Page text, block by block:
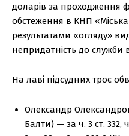
доларів за проходження
обстеження в КНП
результатами «огляду»
непридатність до служби
На лаві підсудних троє
Олександр
Балти) — за ч. 3 ст. 332,